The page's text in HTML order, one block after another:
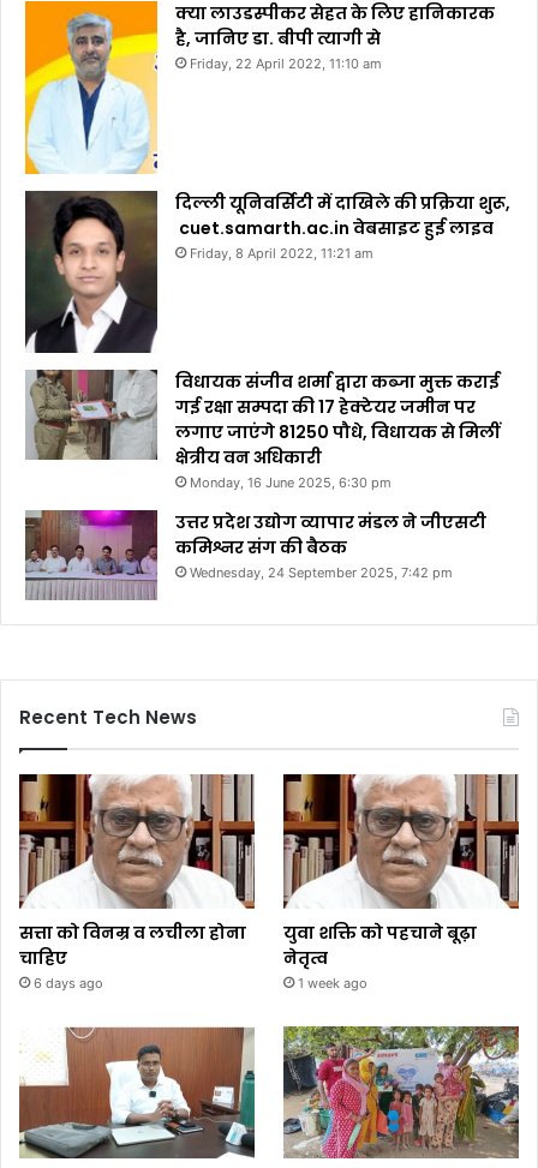
क्या लाउडस्पीकर सेहत के लिए हानिकारक
है, जानिए डा. बीपी त्यागी से
Friday, 22 April 2022, 11:10 am
दिल्ली यूनिवर्सिटी में दाखिले की प्रक्रिया शुरू,
cuet.samarth.ac.in वेबसाइट हुई लाइव
Friday, 8 April 2022, 11:21 am
विधायक संजीव शर्मा द्वारा कब्जा मुक्त कराई
गई रक्षा सम्पदा की 17 हेक्टेयर जमीन पर
लगाए जाएंगे 81250 पौधे, विधायक से मिलीं
क्षेत्रीय वन अधिकारी
Monday, 16 June 2025, 6:30 pm
उत्तर प्रदेश उद्योग व्यापार मंडल ने जीएसटी
कमिश्नर संग की बैठक
Wednesday, 24 September 2025, 7:42 pm
Recent Tech News
सत्ता को विनम्र व लचीला होना
चाहिए
6 days ago
युवा शक्ति को पहचाने बूढ़ा
नेतृत्व
1 week ago